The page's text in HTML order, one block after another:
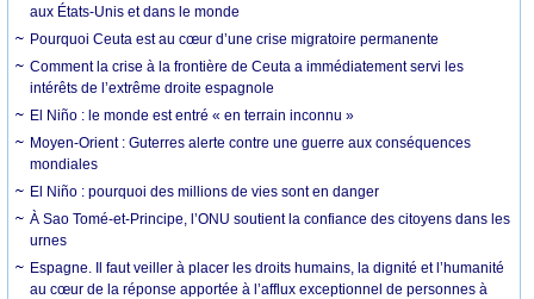
aux États-Unis et dans le monde
Pourquoi Ceuta est au cœur d’une crise migratoire permanente
Comment la crise à la frontière de Ceuta a immédiatement servi les
intérêts de l’extrême droite espagnole
El Niño : le monde est entré « en terrain inconnu »
Moyen-Orient : Guterres alerte contre une guerre aux conséquences
mondiales
El Niño : pourquoi des millions de vies sont en danger
À Sao Tomé-et-Principe, l’ONU soutient la confiance des citoyens dans les
urnes
Espagne. Il faut veiller à placer les droits humains, la dignité et l’humanité
au cœur de la réponse apportée à l’afflux exceptionnel de personnes à